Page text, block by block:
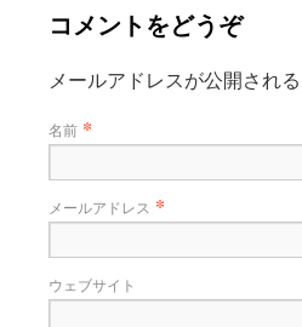
コメントをどうぞ
メールアドレスが公開され
名前 *
メールアドレス *
ウェブサイト